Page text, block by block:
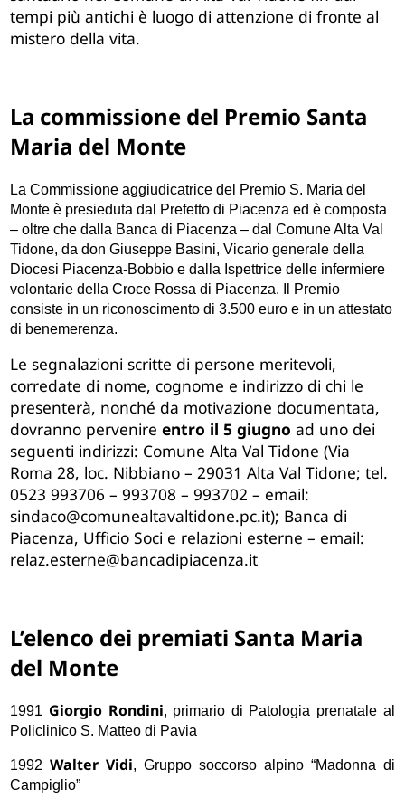
tempi più antichi è luogo di attenzione di fronte al
mistero della vita.
La commissione del Premio Santa
Maria del Monte
La Commissione aggiudicatrice del Premio S. Maria del
Monte è presieduta dal Prefetto di Piacenza ed è composta
– oltre che dalla Banca di Piacenza – dal Comune Alta Val
Tidone, da don Giuseppe Basini, Vicario generale della
Diocesi Piacenza-Bobbio e dalla Ispettrice delle infermiere
volontarie della Croce Rossa di Piacenza. Il Premio
consiste in un riconoscimento di 3.500 euro e in un attestato
di benemerenza.
Le segnalazioni scritte di persone meritevoli,
corredate di nome, cognome e indirizzo di chi le
presenterà, nonché da motivazione documentata,
dovranno pervenireentro il 5 giugno ad uno dei
seguenti indirizzi: Comune Alta Val Tidone (Via
Roma 28, loc. Nibbiano – 29031 Alta Val Tidone; tel.
0523 993706 – 993708 – 993702 – email:
sindaco@comunealtavaltidone.pc.it); Banca di
Piacenza, UfficioSoci e relazioni esterne – email:
relaz.esterne@bancadipiacenza.it
L’elenco dei premiati Santa Maria
del Monte
1991 Giorgio Rondini, primario di Patologia prenatale al
Policlinico S. Matteo di Pavia
1992Walter Vidi, Gruppo soccorso alpino “Madonna di
Campiglio”